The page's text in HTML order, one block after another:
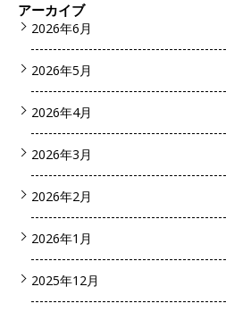
アーカイブ
2026年6月
2026年5月
2026年4月
2026年3月
2026年2月
2026年1月
2025年12月